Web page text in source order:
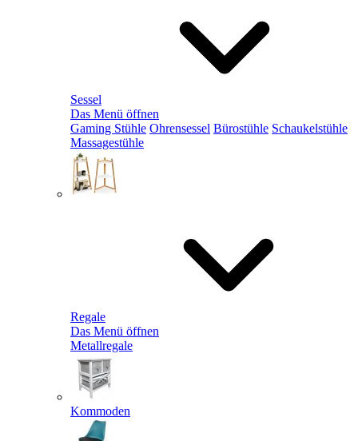
Sessel
Das Menü öffnen
Gaming Stühle Ohrensessel Bürostühle Schaukelstühle
Massagestühle
Regale
Das Menü öffnen
Metallregale
Kommoden